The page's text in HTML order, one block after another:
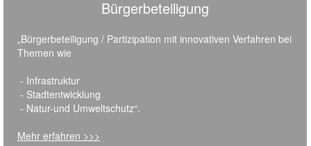
Bürgerbeteiligung
„Bürgerbeteiligung / Partizipation mit innovativen Verfahren bei
Themen wie
- Infrastruktur
- Stadtentwicklung
- Natur-und Umweltschutz“.
Mehr erfahren >>>